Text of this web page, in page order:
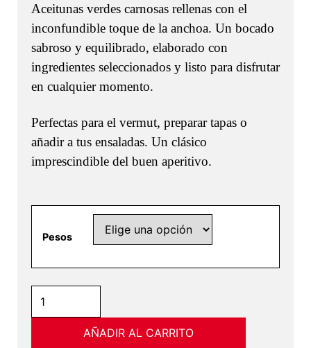
precios:
desde
4,40 €
Aceitunas verdes carnosas rellenas con el
inconfundible toque de la anchoa. Un bocado
sabroso y equilibrado, elaborado con
ingredientes seleccionados y listo para disfrutar
en cualquier momento.
Perfectas para el vermut, preparar tapas o
añadir a tus ensaladas. Un clásico
imprescindible del buen aperitivo.
Pesos
con
AÑADIR AL CARRITO